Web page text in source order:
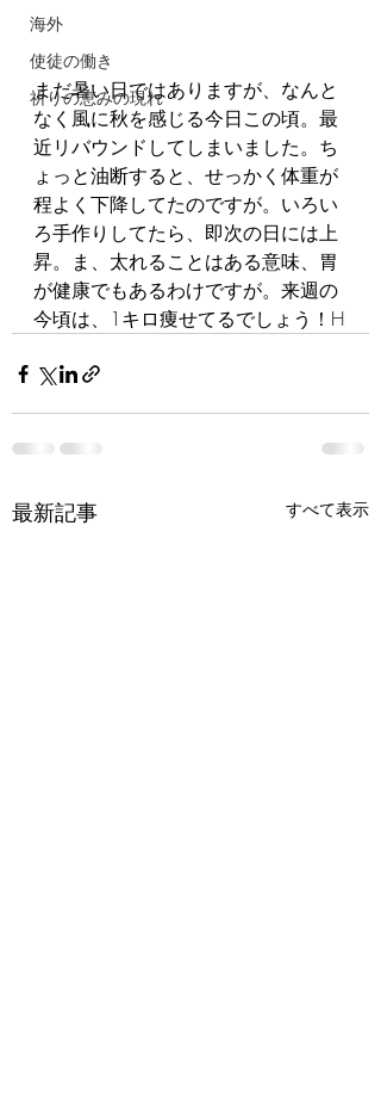
海外
使徒の働き
祈りの恵みの現れ
まだ暑い日ではありますが、なんと
なく風に秋を感じる今日この頃。最
近リバウンドしてしまいました。ち
ょっと油断すると、せっかく体重が
程よく下降してたのですが。いろい
ろ手作りしてたら、即次の日には上
昇。ま、太れることはある意味、胃
が健康でもあるわけですが。来週の
今頃は、1キロ痩せてるでしょう！H
最新記事 すべて表示